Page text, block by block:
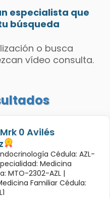
especialista que
búsqueda
o busca
vídeo consulta.
0 Avilés
Cédula: AZL-
Medicina
MTO-2302-AZL |
Familiar Cédula: